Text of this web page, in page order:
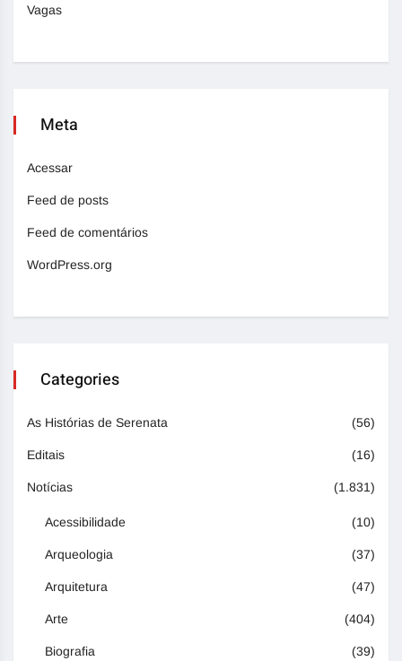
Vagas
Meta
Acessar
Feed de posts
Feed de comentários
WordPress.org
Categories
As Histórias de Serenata (56)
Editais (16)
Notícias (1.831)
Acessibilidade (10)
Arqueologia (37)
Arquitetura (47)
Arte (404)
Biografia (39)